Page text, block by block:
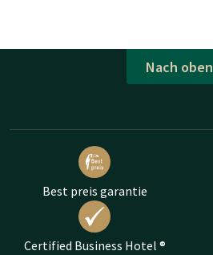
Nach oben
Best preis garantie
Certified Business Hotel ®